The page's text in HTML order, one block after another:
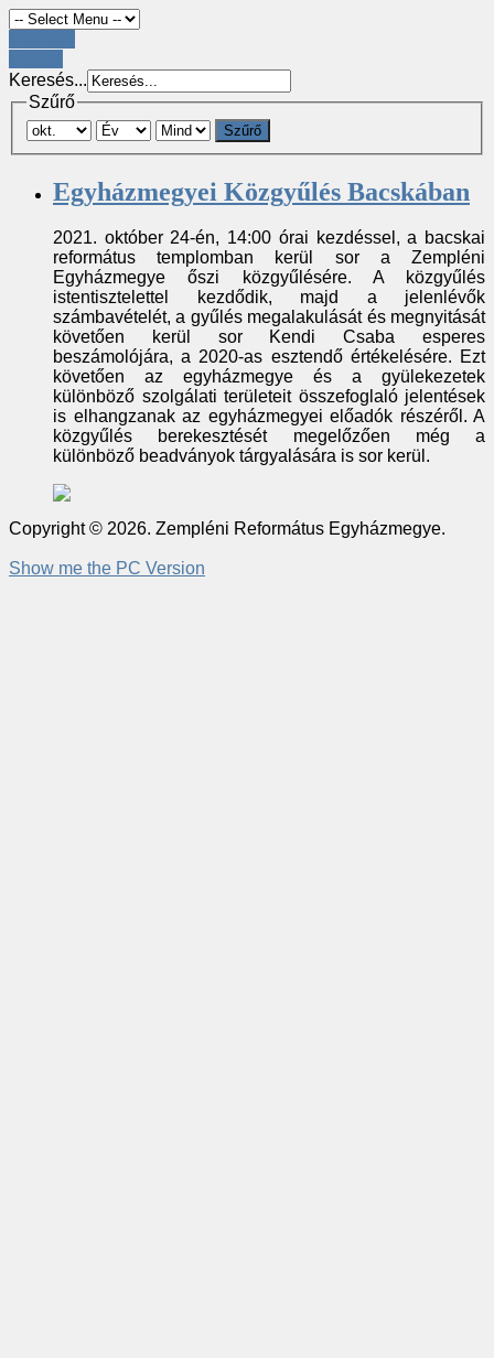
Keresés...
Szűrő
Szűrő
Egyházmegyei Közgyűlés Bacskában
2021. október 24-én, 14:00 órai kezdéssel, a bacskai
református templomban kerül sor a Zempléni
Egyházmegye őszi közgyűlésére. A közgyűlés
istentisztelettel kezdődik, majd a jelenlévők
számbavételét, a gyűlés megalakulását és megnyitását
követően kerül sor Kendi Csaba esperes
beszámolójára, a 2020-as esztendő értékelésére. Ezt
követően az egyházmegye és a gyülekezetek
különböző szolgálati területeit összefoglaló jelentések
is elhangzanak az egyházmegyei előadók részéről. A
közgyűlés berekesztését megelőzően még a
különböző beadványok tárgyalására is sor kerül.
Copyright © 2026. Zempléni Református Egyházmegye.
Show me the PC Version